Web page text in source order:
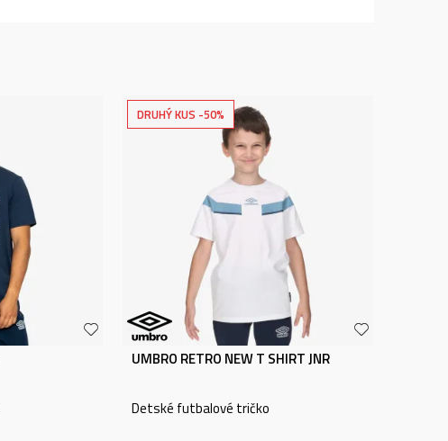
DRUHÝ KUS -50%
UMBRO RETRO NEW T SHIRT JNR
Detské futbalové tričko